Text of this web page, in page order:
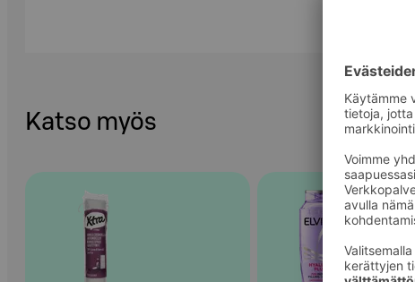
Katso myös